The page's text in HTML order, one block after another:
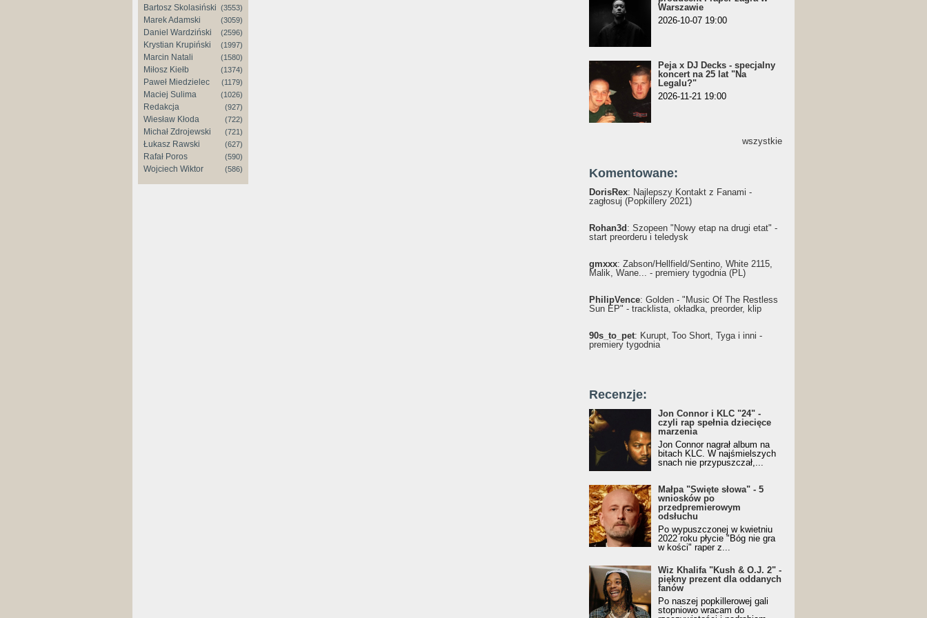
Bartosz Skolasiński (3553)
Marek Adamski (3059)
Daniel Wardziński (2596)
Krystian Krupiński (1997)
Marcin Natali (1580)
Miłosz Kiełb (1374)
Paweł Miedzielec (1179)
Maciej Sulima (1026)
Redakcja (927)
Wiesław Kłoda (722)
Michał Zdrojewski (721)
Łukasz Rawski (627)
Rafał Poros (590)
Wojciech Wiktor (586)
Warszawie
2026-10-07 19:00
Peja x DJ Decks - specjalny
koncert na 25 lat "Na
Legalu?"
2026-11-21 19:00
wszystkie
Komentowane:
DorisRex: Najlepszy Kontakt z Fanami -
zagłosuj (Popkillery 2021)
Rohan3d : Szopeen "Nowy etap na drugi etat" -
start preorderu i teledysk
gmxxx: Żabson/Hellfield/Sentino, White 2115,
Malik, Wane... - premiery tygodnia (PL)
PhilipVence: Golden - "Music Of The Restless
Sun EP" - tracklista, okładka, preorder, klip
90s_to_pet: Kurupt, Too Short, Tyga i inni -
premiery tygodnia
Recenzje:
Jon Connor i KLC "24" -
czyli rap spełnia dziecięce
marzenia
Jon Connor nagrał album na
bitach KLC. W najśmielszych
snach nie przypuszczał,...
Małpa "Święte słowa" - 5
wniosków po
przedpremierowym
odsłuchu
Po wypuszczonej w kwietniu
2022 roku płycie "Bóg nie gra
w kości" raper z...
Wiz Khalifa "Kush & O.J. 2" -
piękny prezent dla oddanych
fanów
Po naszej popkillerowej gali
stopniowo wracam do